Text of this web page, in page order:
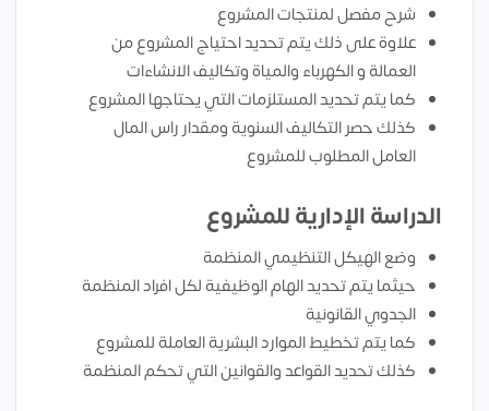
شرح مفصل لمنتجات المشروع
علاوة على ذلك يتم تحديد احتياج المشروع من
العمالة و الكهرباء والمياة وتكاليف الانشاءات
كما يتم تحديد المستلزمات التي يحتاجها المشروع
كذلك حصر التكاليف السنوية ومقدار راس المال
العامل المطلوب للمشروع
الدراسة الإدارية للمشروع
وضع الهيكل التنظيمي المنظمة
حيثما يتم تحديد الهام الوظيفية لكل افراد المنظمة
الجدوي القانونية
كما يتم تخطيط الموارد البشرية العاملة للمشروع
كذلك تحديد القواعد والقوانين التي تحكم المنظمة